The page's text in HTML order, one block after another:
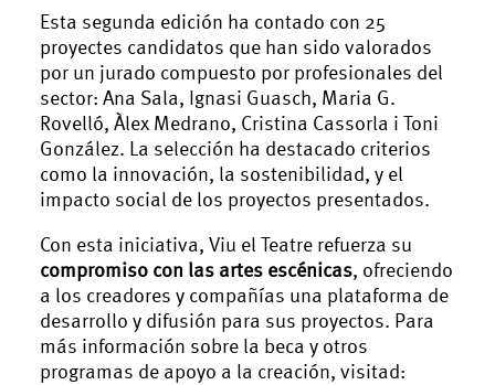
Esta segunda edición ha contado con 25
proyectes candidatos que han sido valorados
por un jurado compuesto por profesionales del
sector: Ana Sala, Ignasi Guasch, Maria G.
Rovelló, Àlex Medrano, Cristina Cassorla i Toni
González. La selección ha destacado criterios
como la innovación, la sostenibilidad, y el
impacto social de los proyectos presentados.
Con esta iniciativa, Viu el Teatre refuerza su
compromiso con las artes escénicas, ofreciendo
a los creadores y compañías una plataforma de
desarrollo y difusión para sus proyectos. Para
más información sobre la beca y otros
programas de apoyo a la creación, visitad: